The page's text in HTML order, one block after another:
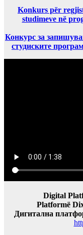
Konkurs për
studimeve në
Конкурс за
студиските
Digital
Platformë
Дигитална